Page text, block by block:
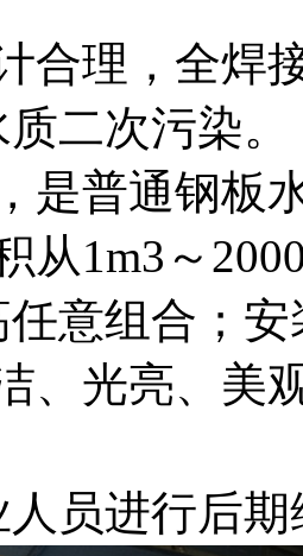
合理，全焊
二次污染。
是普通钢板
从1m3～
意组合；
、光亮、美
员进行后